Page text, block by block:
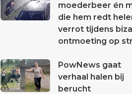
moederbeer én
die hem redt
verrot tijdens
ontmoeting op
PowNews gaat
verhaal halen bij
berucht